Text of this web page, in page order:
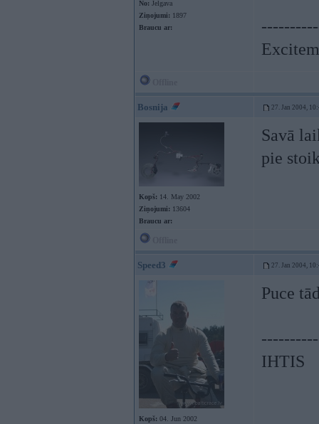
No: Jelgava
Ziņojumi: 1897
Braucu ar:
Bosnija 27. Jan 2004,
Kopš: 14. May 2002
Ziņojumi: 13604
Braucu ar:
Savā
pie
Speed3 27. Jan 2004,
Kopš: 04. Jun 2002
Puce
IHTIS